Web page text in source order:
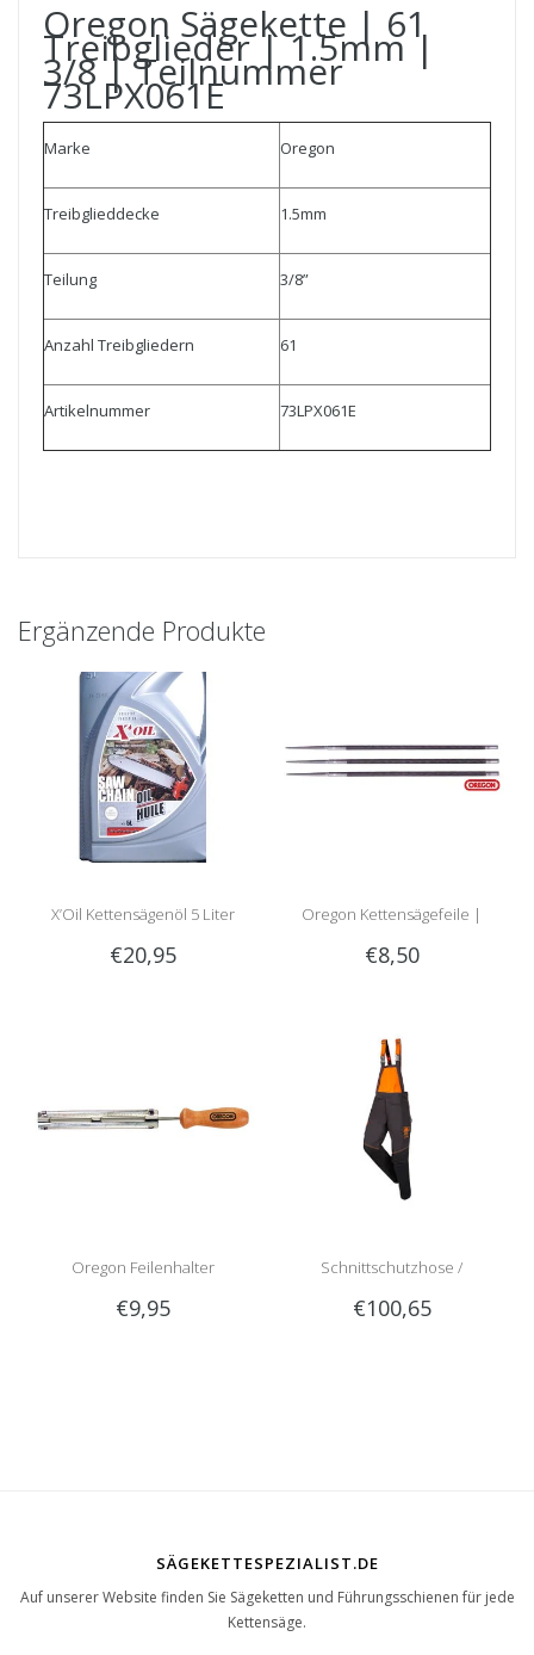
Oregon Sägekette | 61
Treibglieder | 1.5mm |
3/8 | Teilnummer
73LPX061E
Marke Oregon
Treibglieddecke 1.5mm
Teilung 3/8”
Anzahl Treibgliedern 61
Artikelnummer 73LPX061E
Ergänzende Produkte
X’Oil Kettensägenöl 5 Liter
€20,95
Oregon Kettensägefeile |
Rundfeile
€8,50
Oregon Feilenhalter
€9,95
Schnittschutzhose /
Schnittschutzlatzhose Sip
€100,65
SÄGEKETTESPEZIALIST.DE
Auf unserer Website finden Sie Sägeketten und Führungsschienen für jede
Kettensäge.